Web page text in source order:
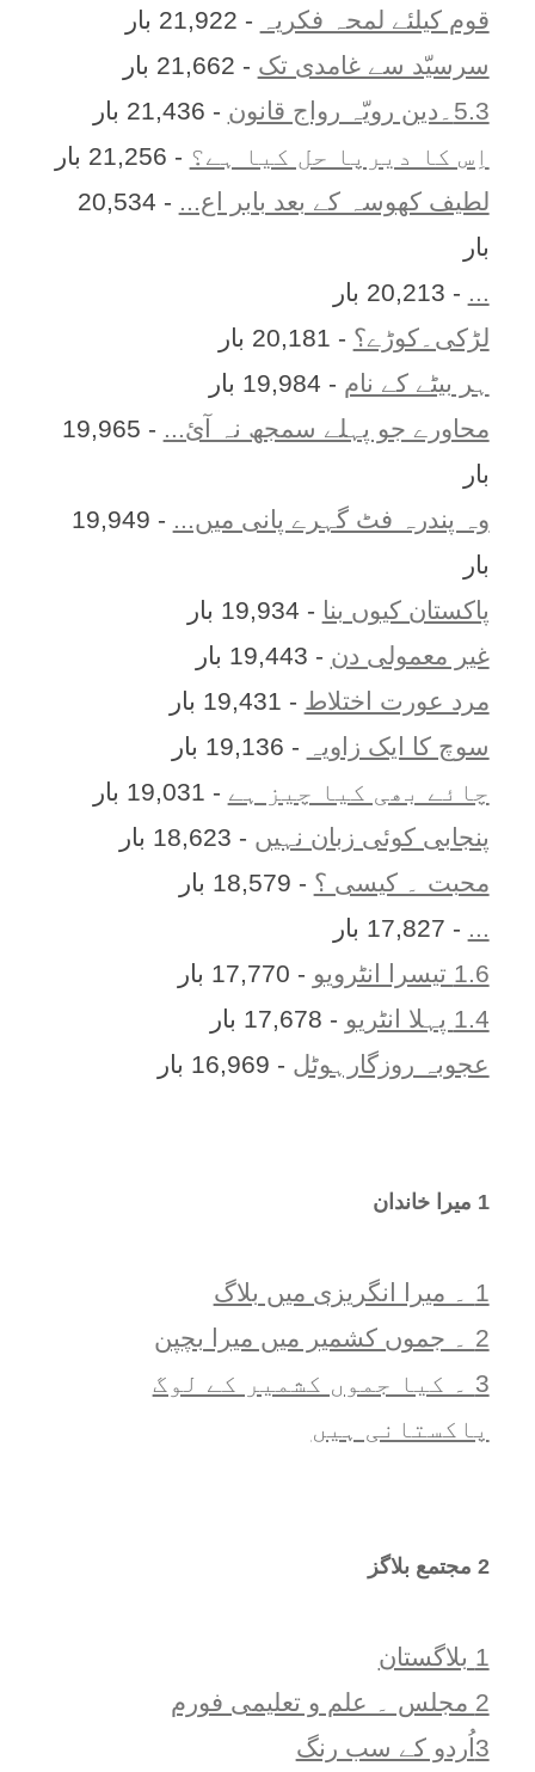
قوم کیلئے لمحہ فکریہ
- 21,922 بار
سرسیّد سے غامدی تک - 21,662 بار
5.3۔دین رویّہ رواج قانون
- 21,436 بار
اِس کا ديرپا حل کيا ہے؟ - 21,256 بار
لطیف کھوسہ کے بعد بابر اع...
- 20,534
بار
... - 20,213 بار
لڑکی۔کوڑے؟ - 20,181 بار
ہر بيٹے کے نام - 19,984 بار
محاورے جو پہلے سمجھ نہ آئ...
- 19,965
بار
وہ پندرہ فٹ گہرے پانی میں...
- 19,949
بار
پاکستان کیوں بنا - 19,934 بار
غیر معمولی دن - 19,443 بار
مرد عورت اختلاط - 19,431 بار
سوچ کا ایک زاویہ
- 19,136 بار
چائے بھی کیا چیز ہے - 19,031 بار
پنجابی کوئی زبان نہیں - 18,623 بار
محبت ۔ کیسی ؟ - 18,579 بار
... - 17,827 بار
1.6 تیسرا انٹرویو
- 17,770 بار
1.4 پہلا انٹریو
- 17,678 بار
عجوبہ روزگارہوٹل - 16,969 بار
1 ميرا خاندان
1 ۔ ميرا انگريزی ميں بلاگ
2 ۔ جموں کشمیر میں میرا بچپن
3 ۔ کیا جموں کشمیر کے لوگ
پاکستانی ہیں
2 مجتمع بلاگز
1 بلاگستان
2 مجلس ۔ علم و تعلیمی فورم
3اُردو کے سب رنگ